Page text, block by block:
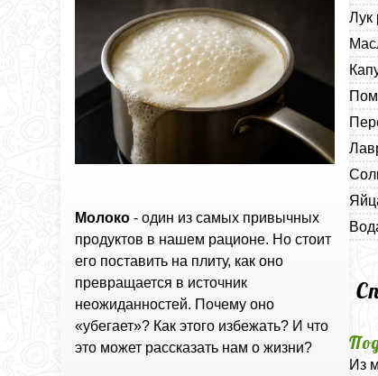
Молоко - один из самых привычных
продуктов в нашем рационе. Но стоит
его поставить на плиту, как оно
превращается в источник
неожиданностей. Почему оно
«убегает»? Как этого избежать? И что
это может рассказать нам о жизни?
Лук
Из